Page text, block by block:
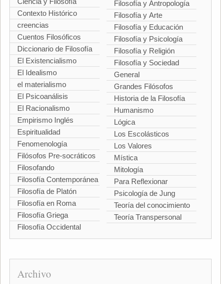
Contexto Histórico
creencias
Cuentos Filosóficos
Diccionario de Filosofía
El Existencialismo
El Idealismo
el materialismo
El Psicoanálisis
El Racionalismo
Empirismo Inglés
Espiritualidad
Fenomenología
Filósofos Pre-socráticos
Filosofando
Filosofía Contemporánea
Filosofía de Platón
Filosofía en Roma
Filosofía Griega
Filosofía Occidental
Filosofía y Antropología
Filosofía y Arte
Filosofía y Educación
Filosofía y Psicología
Filosofía y Religión
Filosofía y Sociedad
General
Grandes Filósofos
Historia de la Filosofía
Humanismo
Lógica
Los Escolásticos
Los Valores
Mística
Mitología
Para Reflexionar
Psicología de Jung
Teoría del conocimiento
Teoría Transpersonal
Archivo